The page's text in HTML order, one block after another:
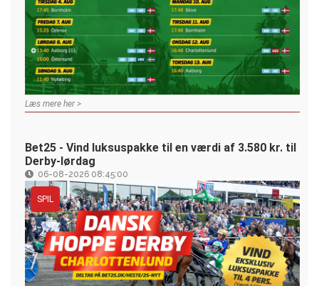
Læs mere her >
Bet25 - Vind luksuspakke til en værdi af 3.580 kr. til
Derby-lørdag
06-08-2026 08:45:00
SPIL